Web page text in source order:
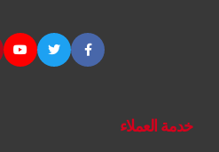
خدمة العملاء